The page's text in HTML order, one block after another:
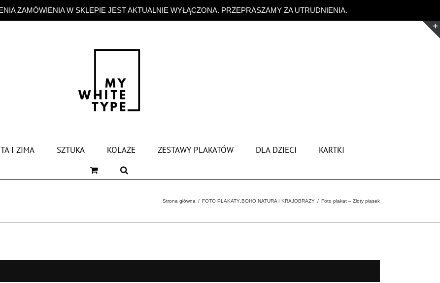
ZAMÓWIENIA W SKLEPIE JEST AKTUALNIE WYŁĄCZONA. PRZEPRASZAMY ZA UTRUDNIENIA.
I ZIMA SZTUKA KOLAŻE ZESTAWY PLAKATÓW DLA DZIECI KARTKI
Strona główna FOTO PLAKATY BOHO NATURA I KRAJOBRAZY Foto plakat – Złoty piasek